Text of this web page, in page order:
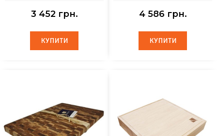
3 452 грн.
КУПИТИ
КУПИТИ
4 586 грн.
КУПИТИ
КУПИТИ